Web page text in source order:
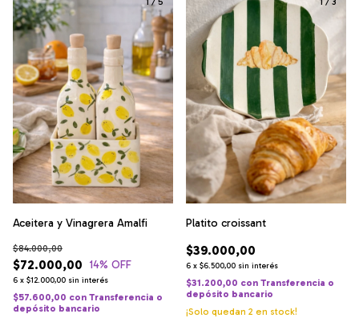
Aceitera y Vinagrera Amalfi
$72.000,00
$84.000,00
14% OFF
6 x $12.000,00 sin interés
$57.600,00 con Transferencia o
depósito bancario
Platito croissant
$39.000,00
6 x $6.500,00 sin interés
$31.200,00 con Transferencia o
depósito bancario
¡Solo quedan 2 en stock!